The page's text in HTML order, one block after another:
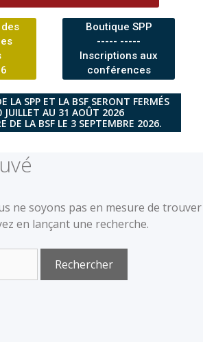
Boutique SPP
----- -----
Inscriptions aux
conférences
LA SPP ET LA BSF SERONT FERMÉS
JUILLET AU 31 AOÛT 2026
DE LA BSF LE 3 SEPTEMBRE 2026.
ne soyons pas en mesure de trouver
en lançant une recherche.